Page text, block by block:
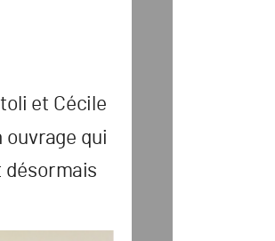
toli et Cécile
ouvrage qui
désormais